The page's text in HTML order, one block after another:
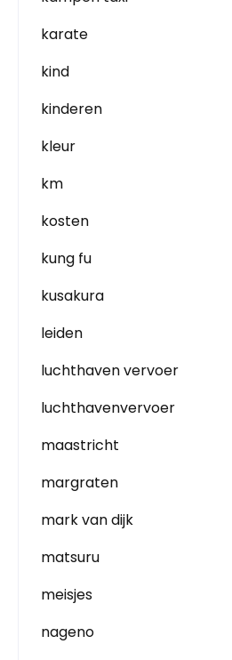
karate
kind
kinderen
kleur
km
kosten
kung fu
kusakura
leiden
luchthaven vervoer
luchthavenvervoer
maastricht
margraten
mark van dijk
matsuru
meisjes
nageno